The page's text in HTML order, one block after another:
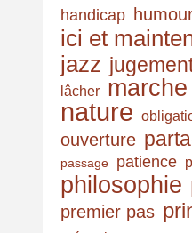
handicap
ici et
jazz
lâcher marche
nature
ouverture
passage patience
philosophie
premier pas